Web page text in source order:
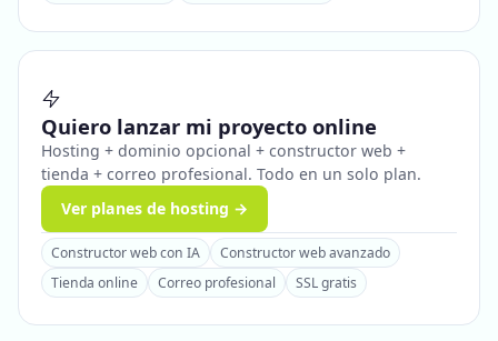
Quiero lanzar mi proyecto online
Hosting + dominio opcional + constructor web +
tienda + correo profesional. Todo en un solo plan.
Ver planes de hosting →
Constructor web con IA
Constructor web avanzado
Tienda online
Correo profesional SSL gratis